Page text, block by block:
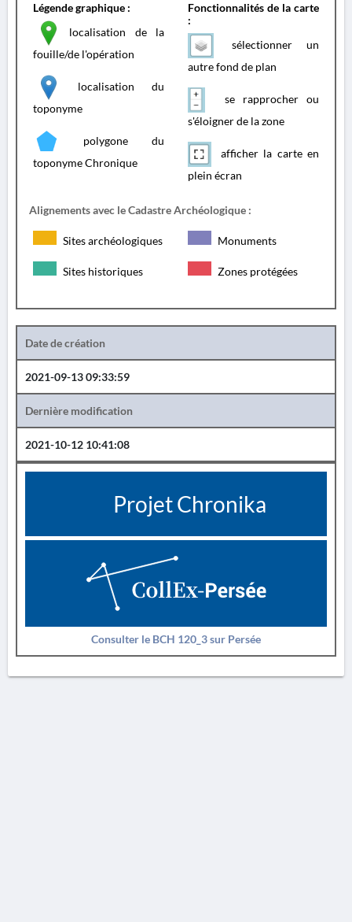
Légende graphique :
localisation de la
fouille/de l'opération
localisation du
toponyme
polygone du
toponyme Chronique
Fonctionnalités de la carte
:
sélectionner un
autre fond de plan
se rapprocher ou
s'éloigner de la zone
afficher la carte en
plein écran
Alignements avec le Cadastre Archéologique :
Sites archéologiques Monuments
Sites historiques Zones protégées
Date de création
2021-09-13 09:33:59
Dernière modification
2021-10-12 10:41:08
Projet Chronika
Consulter le BCH 120_3 sur Persée